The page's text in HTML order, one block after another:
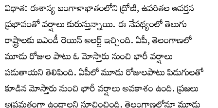
విధాత: ఈశాన్య బంగాళాఖాతంలోని ద్రోణి, ఉపరితల ఆవర్తన
ప్రభావంతో వర్షాలు కురుస్తున్నాయి. ఈ నేపథ్యంలో తెలుగు
రాష్ట్రాలకు ఐఎండీ రెయిన్ అలర్ట్ ఇచ్చింది. ఏపీ, తెలంగాణలో
మూడు రోజుల పాటు ఓ మోస్తారు నుంచి భారీ వర్షాలు
పడుతాయని తెలిపింది. ఏపీలో మూడు రోజులపాటు పిడుగులతో
కూడిన మోస్తారు నుంచి భారీ వర్షాలు అవకాశం ఉంది. ప్రజలు